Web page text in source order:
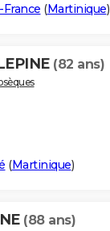
France (Martinique)
(82 ans)
(Martinique)
(88 ans)